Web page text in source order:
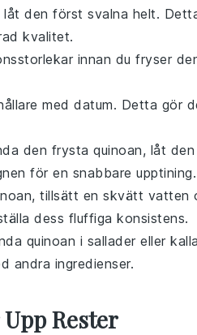
låt den först svalna helt.
kvalitet.
innan du fryser
med datum. Detta gör
den frysta quinoan, låt
för en snabbare upptining.
, tillsätt en skvätt vatten
dess fluffiga konsistens.
quinoan i sallader eller
andra ingredienser.
Rester